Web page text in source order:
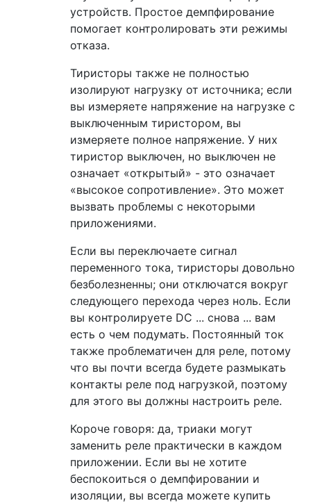
устройств. Простое демпфирование
помогает контролировать эти режимы
отказа.
Тиристоры также не полностью
изолируют нагрузку от источника; если
вы измеряете напряжение на нагрузке с
выключенным тиристором, вы
измеряете полное напряжение. У них
тиристор выключен, но выключен не
означает «открытый» - это означает
«высокое сопротивление». Это может
вызвать проблемы с некоторыми
приложениями.
Если вы переключаете сигнал
переменного тока, тиристоры довольно
безболезненны; они отключатся вокруг
следующего перехода через ноль. Если
вы контролируете DC ... снова ... вам
есть о чем подумать. Постоянный ток
также проблематичен для реле, потому
что вы почти всегда будете размыкать
контакты реле под нагрузкой, поэтому
для этого вы должны настроить реле.
Короче говоря: да, триаки могут
заменить реле практически в каждом
приложении. Если вы не хотите
беспокоиться о демпфировании и
изоляции, вы всегда можете купить